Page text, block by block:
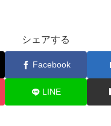
シェアする
Facebook
LINE